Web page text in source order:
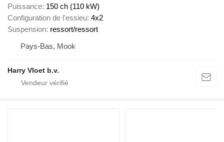
Puissance 150 ch (110 kW)
Configuration de l'essieu 4x2
Suspension ressort/ressort
Pays-Bas, Mook
Harry Vloet b.v.